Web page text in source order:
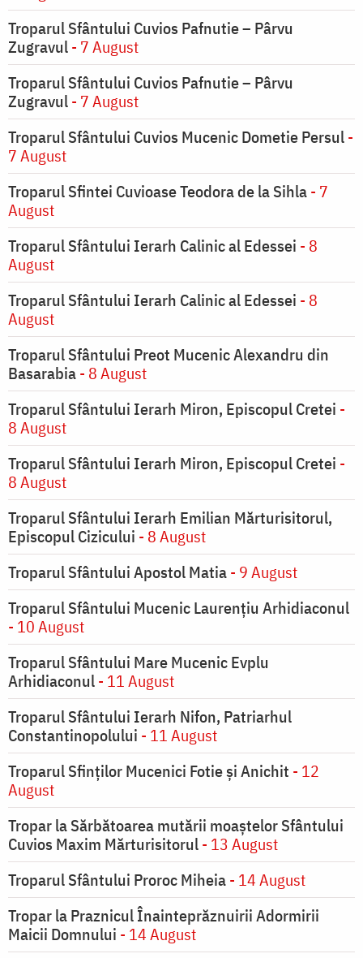
Troparul Sfântului Cuvios Pafnutie – Pârvu
Zugravul- 7 August
Troparul Sfântului Cuvios Pafnutie – Pârvu
Zugravul- 7 August
Troparul Sfântului Cuvios Mucenic Dometie Persul-
7 August
Troparul Sfintei Cuvioase Teodora de la Sihla- 7
August
Troparul Sfântului Ierarh Calinic al Edessei - 8
August
Troparul Sfântului Ierarh Calinic al Edessei - 8
August
Troparul Sfântului Preot Mucenic Alexandru din
Basarabia- 8 August
Troparul Sfântului Ierarh Miron, Episcopul Cretei -
8 August
Troparul Sfântului Ierarh Miron, Episcopul Cretei -
8 August
Troparul Sfântului Ierarh Emilian Mărturisitorul,
Episcopul Cizicului - 8 August
Troparul Sfântului Apostol Matia- 9 August
Troparul Sfântului Mucenic Laurențiu Arhidiaconul
- 10 August
Troparul Sfântului Mare Mucenic Evplu
Arhidiaconul- 11 August
Troparul Sfântului Ierarh Nifon, Patriarhul
Constantinopolului - 11 August
Troparul Sfinţilor Mucenici Fotie şi Anichit - 12
August
Tropar la Sărbătoarea mutării moaştelor Sfântului
Cuvios Maxim Mărturisitorul- 13 August
Troparul Sfântului Proroc Miheia- 14 August
Tropar la Praznicul Înainteprăznuirii Adormirii
Maicii Domnului - 14 August